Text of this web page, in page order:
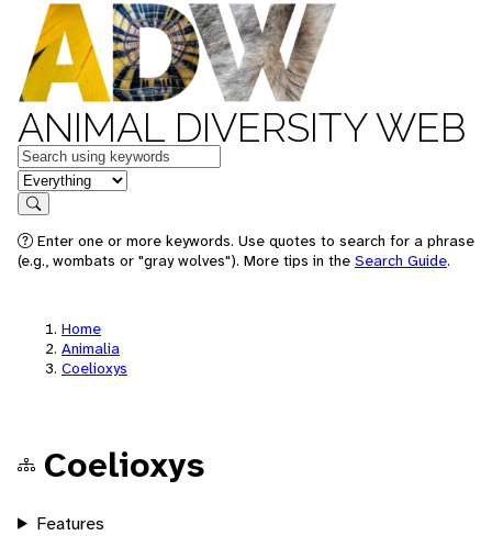
ANIMAL DIVERSITY WEB
Keywords
in feature
Search
Enter one or more keywords. Use quotes to search for a phrase
(e.g., wombats or "gray wolves"). More tips in the Search Guide.
Home
Animalia
Coelioxys
Coelioxys
Features